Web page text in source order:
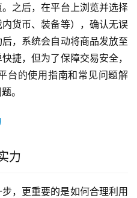
之后，在平台上浏览并选择
货币、装备等），确认无误
，系统会自动将商品发放至
捷，但为了保障交易安全，
台的使用指南和常见问题解
。
力
，更重要的是如何合理利用